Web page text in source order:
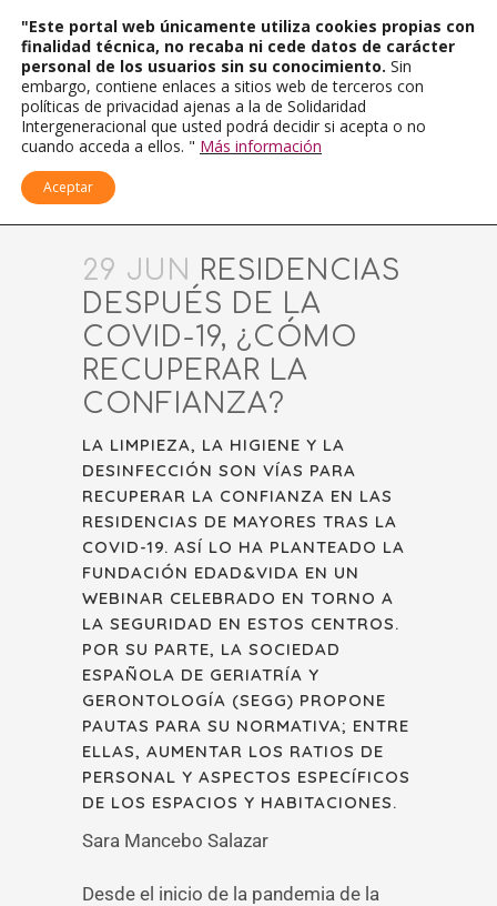
29 JUN RESIDENCIAS
DESPUÉS DE LA
COVID-19, ¿CÓMO
RECUPERAR LA
CONFIANZA?
LA LIMPIEZA, LA HIGIENE Y LA
DESINFECCIÓN SON VÍAS PARA
RECUPERAR LA CONFIANZA EN LAS
RESIDENCIAS DE MAYORES TRAS LA
COVID-19. ASÍ LO HA PLANTEADO LA
FUNDACIÓN EDAD&VIDA EN UN
WEBINAR CELEBRADO EN TORNO A
LA SEGURIDAD EN ESTOS CENTROS.
POR SU PARTE, LA SOCIEDAD
ESPAÑOLA DE GERIATRÍA Y
GERONTOLOGÍA (SEGG) PROPONE
PAUTAS PARA SU NORMATIVA; ENTRE
ELLAS, AUMENTAR LOS RATIOS DE
PERSONAL Y ASPECTOS ESPECÍFICOS
DE LOS ESPACIOS Y HABITACIONES.
Sara Mancebo Salazar
Desde el inicio de la pandemia de la
"Este portal web únicamente utiliza cookies propias con
finalidad técnica, no recaba ni cede datos de carácter
personal de los usuarios sin su conocimiento. Sin
embargo, contiene enlaces a sitios web de terceros con
políticas de privacidad ajenas a la de Solidaridad
Intergeneracional que usted podrá decidir si acepta o no
cuando acceda a ellos. " Más información
Aceptar